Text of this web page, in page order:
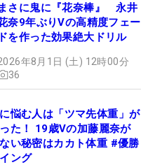
さに鬼に『花奈棒』 永井
奈9年ぶりVの高精度フェー
ドを作った効果絶大ドリル
年8月1日 (土) 12時00分
36
悩む人は「ツマ先体重」が
た！ 19歳Vの加藤麗奈が
い秘密はカカト体重 #優勝
ング